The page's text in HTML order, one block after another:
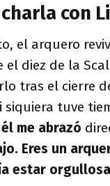
con
el arquero
el diez de la
tras el cierre
siquiera tuve
él me abrazó
Eres un
estar